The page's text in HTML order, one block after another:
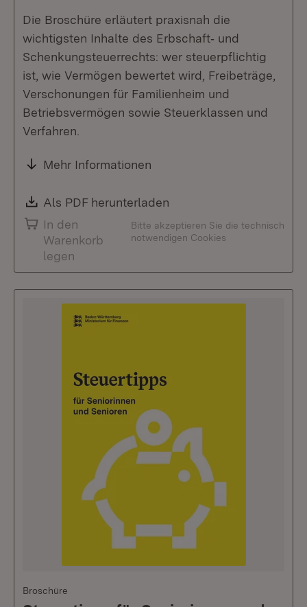
Die Broschüre erläutert praxisnah die
wichtigsten Inhalte des Erbschaft‑ und
Schenkungsteuerrechts: wer steuerpflichtig
ist, wie Vermögen bewertet wird, Freibeträge,
Verschonungen für Familienheim und
Betriebsvermögen sowie Steuerklassen und
Verfahren.
Mehr Informationen
Download:
Als PDF herunterladen
In den
Warenkorb
legen
Bitte akzeptieren Sie die technisch
notwendigen Cookies
Broschüre